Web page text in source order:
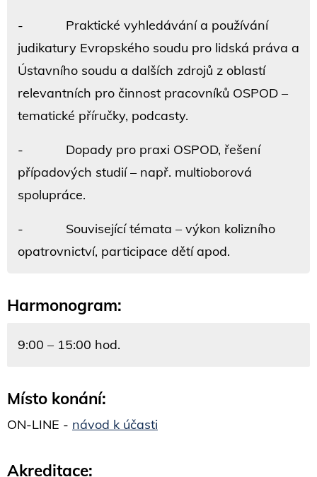
- Praktické vyhledávání a používání
judikatury Evropského soudu pro lidská práva a
Ústavního soudu a dalších zdrojů z oblastí
relevantních pro činnost pracovníků OSPOD –
tematické příručky, podcasty.
- Dopady pro praxi OSPOD, řešení
případových studií – např. multioborová
spolupráce.
- Související témata – výkon kolizního
opatrovnictví, participace dětí apod.
Harmonogram:
9:00 – 15:00 hod.
Místo konání:
ON-LINE - návod k účasti
Akreditace: